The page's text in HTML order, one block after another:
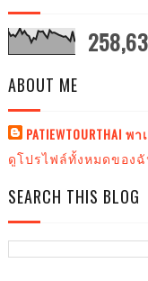
ABOUT ME
PATIEWTOURTHAI
ดูโปรไฟล์ทั้งหมดของ
SEARCH THIS BLOG